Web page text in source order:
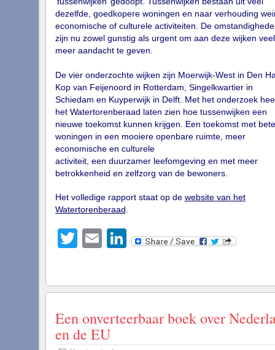
dezelfde, goedkopere woningen en naar verhouding
economische of culturele activiteiten. De
zijn nu zowel gunstig als urgent om aan deze wijken veel
meer aandacht te geven.
De vier onderzochte wijken zijn Moerwijk-West in Den
Kop van Feijenoord in Rotterdam, Singelkwartier in
Schiedam en Kuyperwijk in Delft. Met het onderzoek
het Watertorenberaad laten zien hoe tussenwijken een
nieuwe toekomst kunnen krijgen. Een toekomst met
woningen in een mooiere openbare ruimte, meer
economische en culturele
activiteit, een duurzamer leefomgeving en met meer
betrokkenheid en zelfzorg van de bewoners.
Het volledige rapport staat op de website van het
Watertorenberaad .
Twitter
EmailLinkedIn
Een onverteerbaar boek over
en de EU